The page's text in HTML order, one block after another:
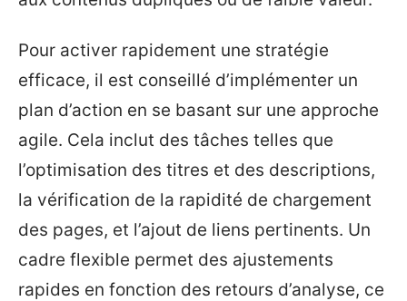
Pour activer rapidement une stratégie
efficace, il est conseillé d’implémenter un
plan d’action en se basant sur une approche
agile. Cela inclut des tâches telles que
l’optimisation des titres et des descriptions,
la vérification de la rapidité de chargement
des pages, et l’ajout de liens pertinents. Un
cadre flexible permet des ajustements
rapides en fonction des retours d’analyse, ce